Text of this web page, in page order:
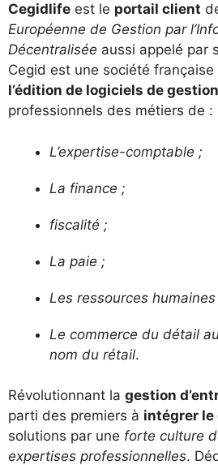
Cegidlife est le portail client
Européenne de Gestion par
Décentralisée aussi appelé par
Cegid est une société
l’édition de logiciels de gestion
professionnels des métiers de :
L’expertise-comptable ;
La finance ;
fiscalité ;
La paie ;
Les ressources humaines
Le commerce du détail
nom du rétail.
Révolutionnant la gestion
parti des premiers à intégrer le
solutions par une forte culture
expertises professionnelles.